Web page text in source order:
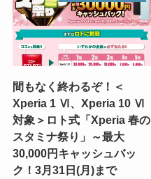
間もなく終わるぞ！＜
Xperia 1 Ⅵ、Xperia 10 Ⅵ
対象＞ロト式「Xperia 春の
スタミナ祭り」～最大
30,000円キャッシュバッ
ク！3月31日(月)まで